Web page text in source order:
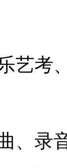
艺考
、录